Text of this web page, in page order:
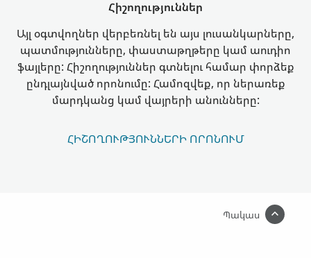
Հիշողություններ
Այլ օգտվողներ վերբեռնել են այս լուսանկարները,
պատմությունները, փաստաթղթերը կամ աուդիո
ֆայլերը: Հիշողություններ գտնելու համար փորձեք
ընդլայնված որոնումը: Համոզվեք, որ ներառեք
մարդկանց կամ վայրերի անունները:
ՀԻՇՈՂՈՒԹՅՈՒՆՆԵՐԻ ՈՐՈՆՈՒՄ
Պակաս